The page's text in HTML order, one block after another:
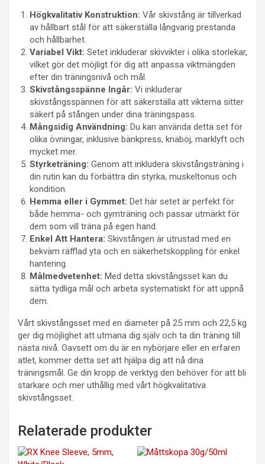
Högkvalitativ Konstruktion: Vår skivstång är tillverkad
av hållbart stål för att säkerställa långvarig prestanda
och hållbarhet.
Variabel Vikt: Setet inkluderar skivvikter i olika storlekar,
vilket gör det möjligt för dig att anpassa viktmängden
efter din träningsnivå och mål.
Skivstångsspänne Ingår: Vi inkluderar
skivstångsspännen för att säkerställa att vikterna sitter
säkert på stången under dina träningspass.
Mångsidig Användning: Du kan använda detta set för
olika övningar, inklusive bänkpress, knäböj, marklyft och
mycket mer.
Styrketräning: Genom att inkludera skivstångsträning i
din rutin kan du förbättra din styrka, muskeltonus och
kondition.
Hemma eller i Gymmet: Det här setet är perfekt för
både hemma- och gymträning och passar utmärkt för
dem som vill träna på egen hand.
Enkel Att Hantera: Skivstången är utrustad med en
bekväm räfflad yta och en säkerhetskoppling för enkel
hantering.
Målmedvetenhet: Med detta skivstångsset kan du
sätta tydliga mål och arbeta systematiskt för att uppnå
dem.
Vårt skivstångsset med en diameter på 25 mm och 22,5 kg
ger dig möjlighet att utmana dig själv och ta din träning till
nästa nivå. Oavsett om du är en nybörjare eller en erfaren
atlet, kommer detta set att hjälpa dig att nå dina
träningsmål. Ge din kropp de verktyg den behöver för att bli
starkare och mer uthållig med vårt högkvalitativa
skivstångsset.
Relaterade produkter